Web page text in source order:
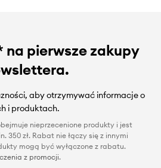
na pierwsze zakupy
aby otrzymywać informacje o
i produktach.
nieprzecenione produkty i jest
350 zł. Rabat nie łączy się z innymi
mogą być wyłączone z rabatu.
z promocji.